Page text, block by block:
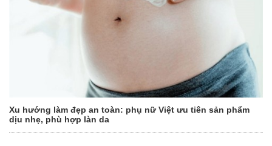
Xu hướng làm đẹp an toàn: phụ nữ Việt ưu tiên sản phẩm
dịu nhẹ, phù hợp làn da